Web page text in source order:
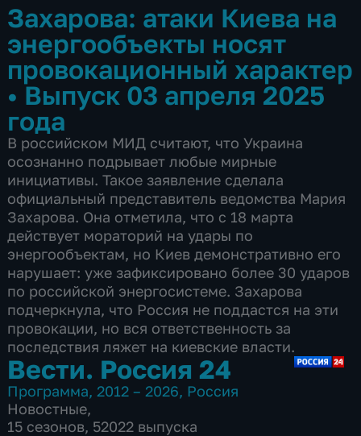
Захарова: атаки Киева на
энергообъекты носят
провокационный характер
•Выпуск 03 апреля 2025
года
В российском МИД считают, что Украина
осознанно подрывает любые мирные
инициативы. Такое заявление сделала
официальный представитель ведомства Мария
Захарова. Она отметила, что с 18 марта
действует мораторий на удары по
энергообъектам, но Киев демонстративно его
нарушает: уже зафиксировано более 30 ударов
по российской энергосистеме. Захарова
подчеркнула, что Россия не поддастся на эти
провокации, но вся ответственность за
последствия ляжет на киевские власти.
Вести. Россия 24
Программа, 2012 – 2026, Россия
Новостные,
15 сезонов, 52022 выпуска